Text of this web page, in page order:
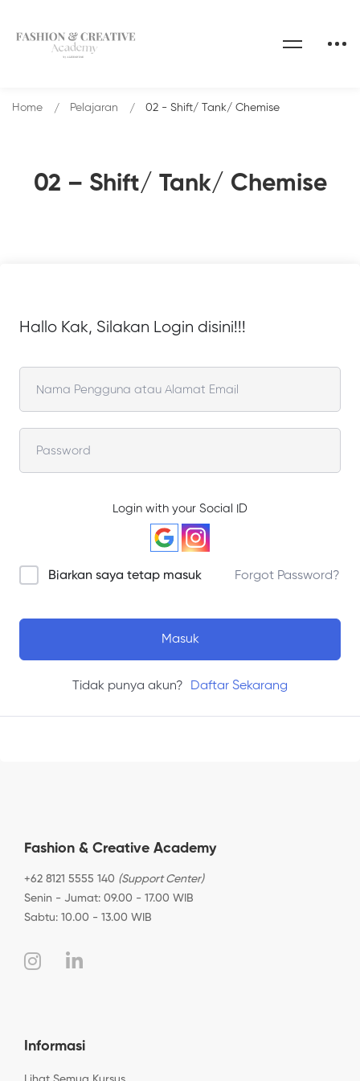
02 – Shift/ Tank/ Chemise
Home Pelajaran 02 - Shift/ Tank/ Chemise
Hallo Kak, Silakan Login disini!!!
Login with your Social ID
Biarkan saya tetap masuk Forgot Password?
Masuk
Tidak punya akun? Daftar Sekarang
Fashion & Creative Academy
+62 8121 5555 140 (Support Center)
Senin - Jumat: 09.00 - 17.00 WIB
Sabtu: 10.00 - 13.00 WIB
Informasi